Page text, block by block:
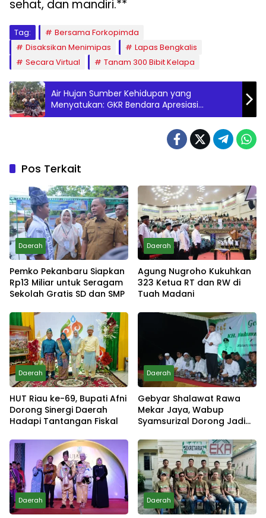
sehat, dan mandiri.**
Tag:
Bersama Forkopimda
Disaksikan Menimipas
Lapas Bengkalis
Secara Virtual
Tanam 300 Bibit Kelapa
Air Hujan Sumber Kehidupan yang
Menyatukan: GKR Bendara Apresiasi
Komunitas Banyu Bening
Pos Terkait
Daerah
Pemko Pekanbaru Siapkan
Rp13 Miliar untuk Seragam
Sekolah Gratis SD dan SMP
Daerah
Agung Nugroho Kukuhkan
323 Ketua RT dan RW di
Tuah Madani
Daerah
HUT Riau ke-69, Bupati Afni
Dorong Sinergi Daerah
Hadapi Tantangan Fiskal
Daerah
Gebyar Shalawat Rawa
Mekar Jaya, Wabup
Syamsurizal Dorong Jadi
Daerah Daerah